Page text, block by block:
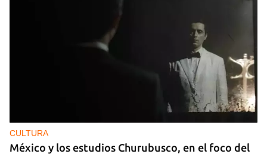
CULTURA
México y los estudios Churubusco, en el foco del